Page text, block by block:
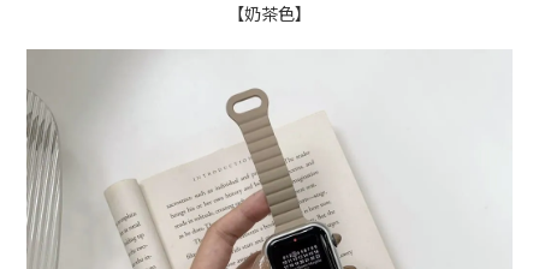
【奶茶色】